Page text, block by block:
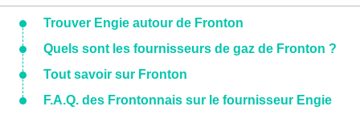
Trouver Engie autour de Fronton
Quels sont les fournisseurs de gaz de Fronton ?
Tout savoir sur Fronton
F.A.Q. des Frontonnais sur le fournisseur Engie